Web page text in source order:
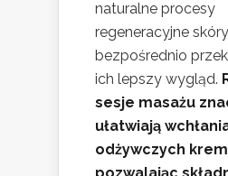
naturalne procesy
regeneracyjne
bezpośrednio
ich lepszy wygląd.
sesje masażu
ułatwiają
odżywczych